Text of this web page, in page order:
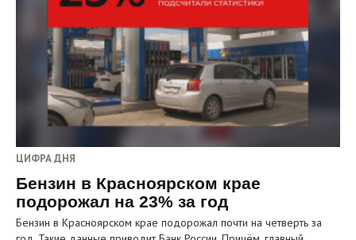
ЦИФРА ДНЯ
Бензин в Красноярском крае
подорожал на 23% за год
Бензин в Красноярском крае подорожал почти на четверть за